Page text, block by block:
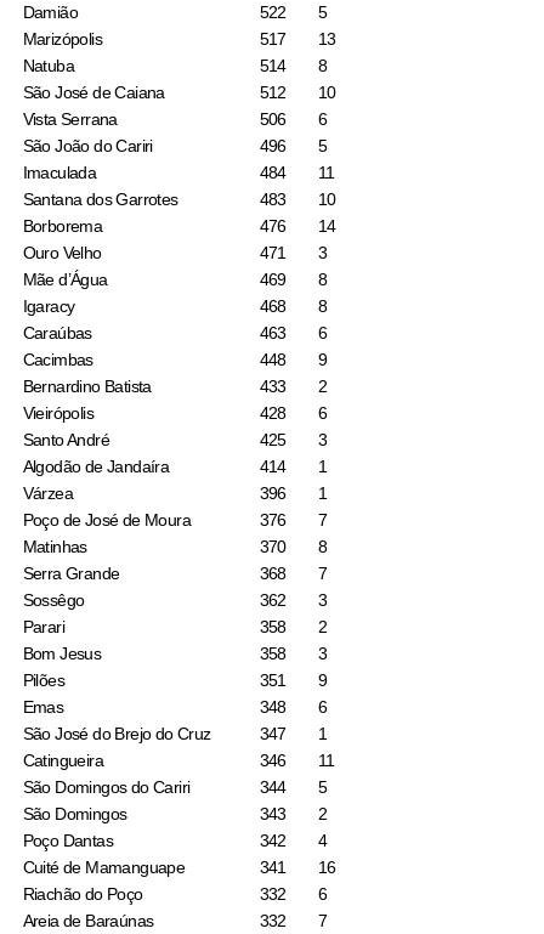
Damião
522
5
Marizópolis
517
13
Natuba
514
8
São José de Caiana
512
10
Vista Serrana
506
6
São João do Cariri
496
5
Imaculada
484
11
Santana dos Garrotes
483
10
Borborema
476
14
Ouro Velho
471
3
Mãe d’Água
469
8
Igaracy
468
8
Caraúbas
463
6
Cacimbas
448
9
Bernardino Batista
433
2
Vieirópolis
428
6
Santo André
425
3
Algodão de Jandaíra
414
1
Várzea
396
1
Poço de José de Moura
376
7
Matinhas
370
8
Serra Grande
368
7
Sossêgo
362
3
Parari
358
2
Bom Jesus
358
3
Pilões
351
9
Emas
348
6
São José do Brejo do Cruz
347
1
Catingueira
346
11
São Domingos do Cariri
344
5
São Domingos
343
2
Poço Dantas
342
4
Cuité de Mamanguape
341
16
Riachão do Poço
332
6
Areia de Baraúnas
332 7